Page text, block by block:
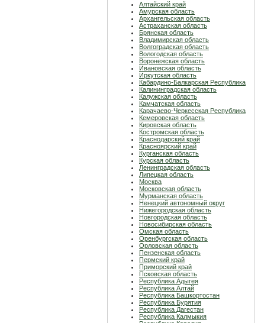
Алтайский край
Амурская область
Архангельская область
Астраханская область
Брянская область
Владимирская область
Волгоградская область
Вологодская область
Воронежская область
Ивановская область
Иркутская область
Кабардино-Балкарская Республика
Калининградская область
Калужская область
Камчатская область
Карачаево-Черкесская Республика
Кемеровская область
Кировская область
Костромская область
Краснодарский край
Красноярский край
Курганская область
Курская область
Ленинградская область
Липецкая область
Москва
Московская область
Мурманская область
Ненецкий автономный округ
Нижегородская область
Новгородская область
Новосибирская область
Омская область
Оренбургская область
Орловская область
Пензенская область
Пермский край
Приморский край
Псковская область
Республика Адыгея
Республика Алтай
Республика Башкортостан
Республика Бурятия
Республика Дагестан
Республика Калмыкия